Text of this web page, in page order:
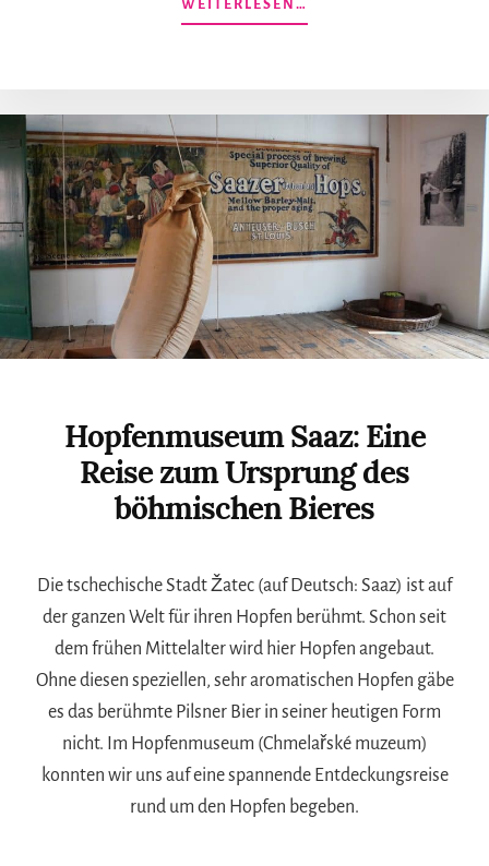
WEITERLESEN…
MALZ
TIPPS
FÜR
NÜRNBERG
Hopfenmuseum Saaz: Eine
Reise zum Ursprung des
böhmischen Bieres
Die tschechische Stadt Žatec (auf Deutsch: Saaz) ist auf
der ganzen Welt für ihren Hopfen berühmt. Schon seit
dem frühen Mittelalter wird hier Hopfen angebaut.
Ohne diesen speziellen, sehr aromatischen Hopfen gäbe
es das berühmte Pilsner Bier in seiner heutigen Form
nicht. Im Hopfenmuseum (Chmelařské muzeum)
konnten wir uns auf eine spannende Entdeckungsreise
rund um den Hopfen begeben.